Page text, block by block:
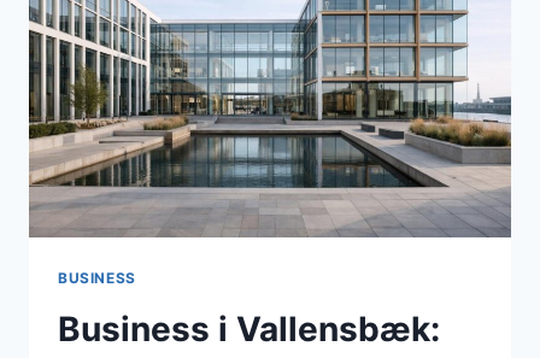
FOKUS
FOR
VIRKSOMHEDERNE
I
APRIL
2026
BUSINESS
Business i Vallensbæk: